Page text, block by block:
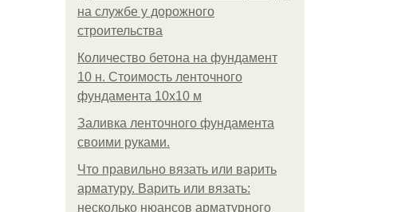
на службе у дорожного
строительства
Количество бетона на фундамент
10 н. Стоимость ленточного
фундамента 10х10 м
Заливка ленточного фундамента
своими руками.
Что правильно вязать или варить
арматуру. Варить или вязать:
несколько нюансов арматурного